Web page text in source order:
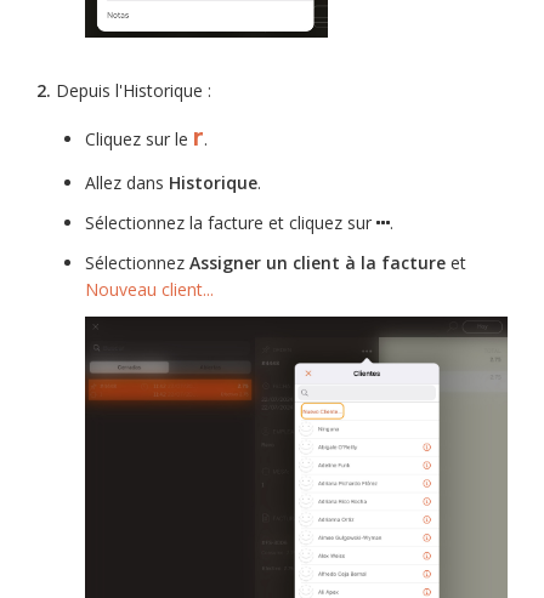
2. Depuis l'Historique :
Cliquez sur le r.
Allez dans Historique.
Sélectionnez la facture et cliquez sur
.
Sélectionnez Assigner un client à la facture et
Nouveau client...